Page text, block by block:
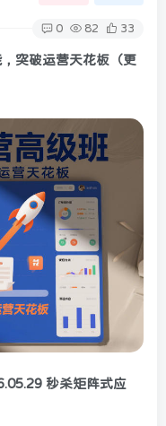
0 82 33
，突破运营天花板（更
秒杀矩阵式应